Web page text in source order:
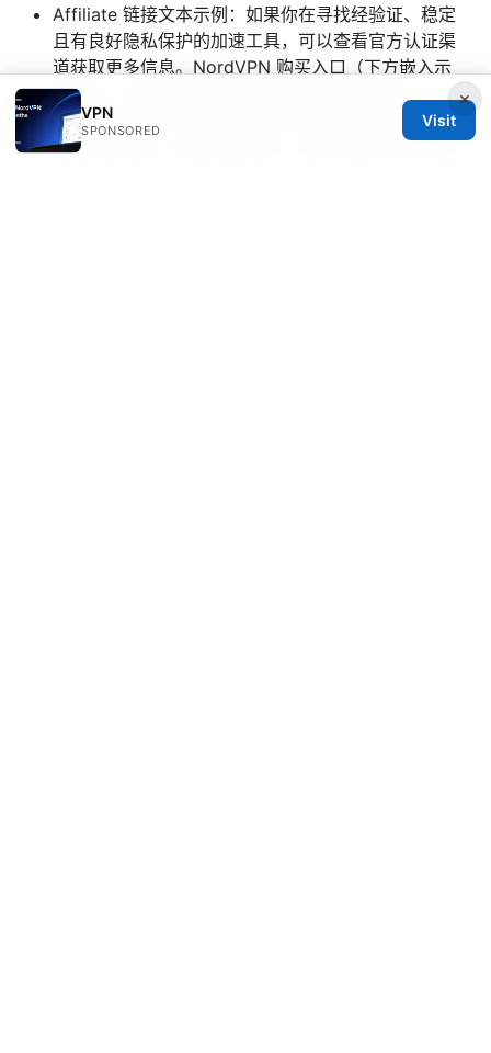
Affiliate 链接文本示例：如果你在寻找经验证、稳定
且有良好隐私保护的加速工具，可以查看官方认证渠
道获取更多信息。NordVPN 购买入口（下方嵌入示
例文本，文本会在实际发布时调整以适应主题）：点
击这里获取 NordVPN 的专业加速解决方案。
如需更多细节、数据源和更新，请关注本频道的后续
×
VPN
SPONSORED
Visit